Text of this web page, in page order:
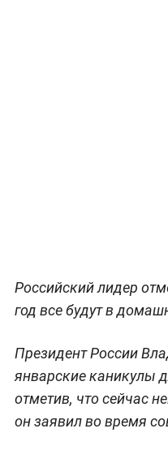
Российский лидер
год все будут в
Президент России
январские каникулы
отметив, что сейчас
он заявил во время